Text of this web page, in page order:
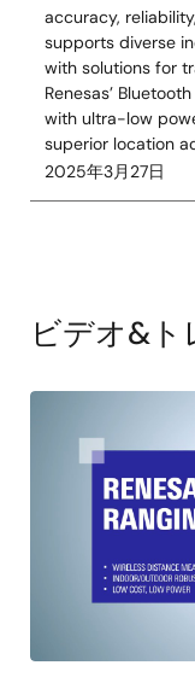
accuracy,
supports diverse
with solutions for
Renesas’
with ultra-low
superior location
2025年3月27日
ビデオ&